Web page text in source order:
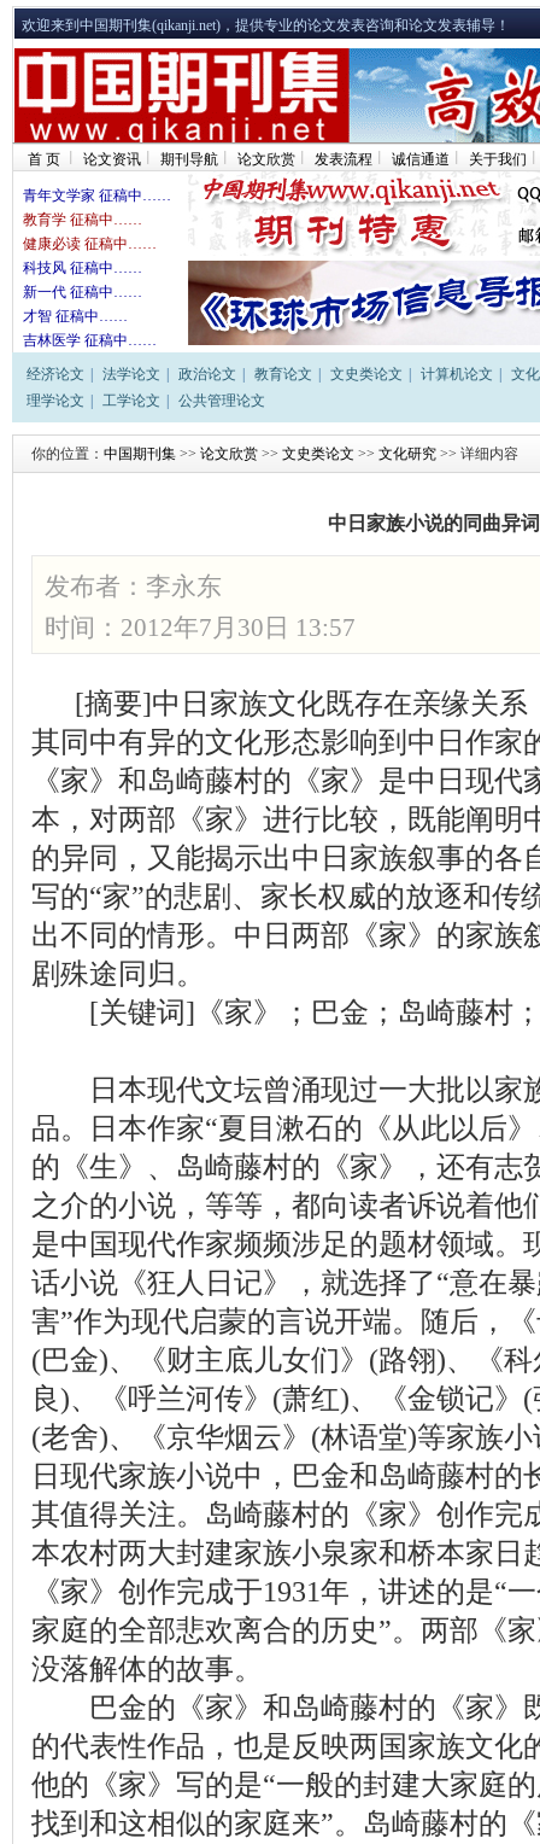
欢迎来到中国期刊集(qikanji.net)，提供专业的论文发表咨询和论文发表辅导！
首 页 论文资讯 期刊导航 论文欣赏 发表流程 诚信通道 关于我们
青年文学家 征稿中……
教育学 征稿中……
健康必读 征稿中……
科技风 征稿中……
新一代 征稿中……
才智 征稿中……
吉林医学 征稿中……
经济论文
法学论文 政治论文 教育论文 文史类论文 计算机论文
文
理学论文
工学论文 公共管理论文
你的位置： 中国期刊集 >> 论文欣赏 >> 文史类论文 >> 文化研究 >> 详细内容
中日家族小说的同曲异词
发布者： 李永东
时间：2012年7月30日 13:57
[摘要]中日家族文化既存在亲缘关系
其同中有异的文化形态影响到中日作家
《家》和岛崎藤村的《家》是中日 现代
本，对两部《家》进行比较，既能阐明
的异同，又能揭示出中日家族叙事的各
写的“家”的悲剧、家长权威的放逐和传
出不同的情形。中日两部《家》的家族
剧殊途同归。
[关键词]《家》；巴金；岛崎藤村
日本现代文坛曾涌现过一大批以家
品。日本作家“夏目漱石的《从此以后
的《生》、岛崎藤村的《家》，还有志
之介的小说，等等，都向读者诉说着他
是中国现代作家频频涉足的题材领域。
话小说《狂人日记》，就选择了“意在
害”作为现代启蒙的言说开端。随后，
(巴金)、《财主底儿女们》(路翎)、《
良)、《呼兰河传》(萧红)、《金锁记》
(老舍)、《京华烟云》(林语堂)等家族
日现代家族小说中，巴金和岛崎藤村的
其值得关注。岛崎藤村的《家》创作完
本农村两大封建家族小泉家和桥本家日
《家》创作完成于1931年，讲述的是“
家庭的全部悲欢离合的历史”。两部《
没落解体的故事。
巴金的《家》和岛崎藤村的《家》
的代表性作品，也是反映两国家族文化
他的《家》写的是“一般的封建大家庭
找到和这相似的家庭来”。岛崎藤村的